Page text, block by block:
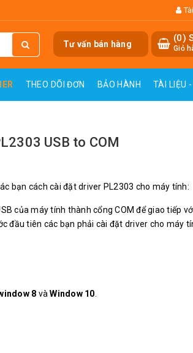
(0)
Giỏ
Tư vấn bán hàng
THEO DÕI ĐƠN BẢO HÀNH TÀI LIỆU
USB to COM
bạn cách cài đặt driver PL2303 cho máy tính:
của máy tính thành cổng COM để giao tiếp
đầu tiên các bạn phải cài đặt driver cho máy
8 vàWindow 10